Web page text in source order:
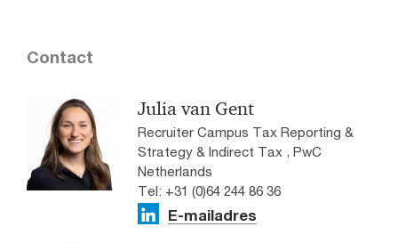
Contact
Julia van Gent
Recruiter Campus Tax Reporting &
Strategy & Indirect Tax ​, PwC
Netherlands
Tel: +31 (0)64 244 86 36
E-mailadres